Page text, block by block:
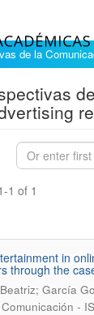
de la
1 of 1
in
through the
García
-